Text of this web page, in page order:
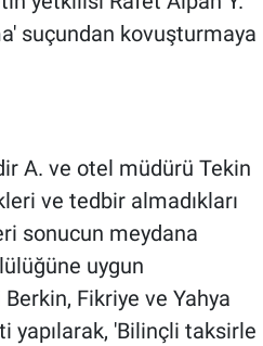
suçundan kovuşturmaya
A. ve otel müdürü Tekin
ve tedbir almadıkları
sonucun meydana
uygun
Fikriye ve Yahya
yapılarak, 'Bilinçli taksirle